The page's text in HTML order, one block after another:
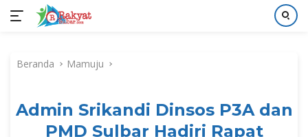
kontenBeranda Mamuju
Admin Srikandi Dinsos P3A dan
PMD Sulbar Hadiri Rapat